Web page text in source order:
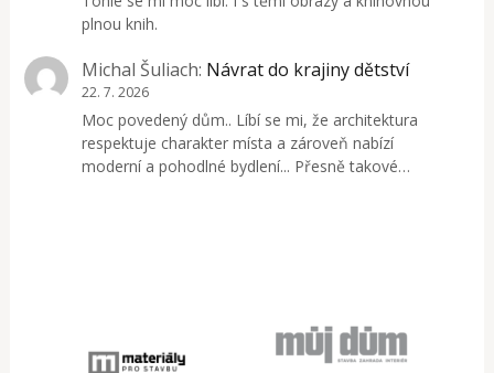
plnou knih.
Michal Šuliach: Návrat do krajiny dětství
22. 7. 2026
Moc povedený dům.. Líbí se mi, že architektura
respektuje charakter místa a zároveň nabízí
moderní a pohodlné bydlení... Přesně takové…